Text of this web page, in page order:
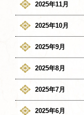
2025年11月
2025年10月
2025年9月
2025年8月
2025年7月
2025年6月